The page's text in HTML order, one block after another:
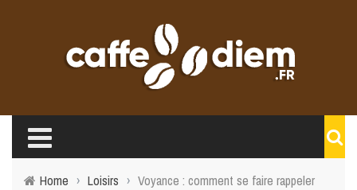
Home › Loisirs › Voyance : comment se faire rappeler